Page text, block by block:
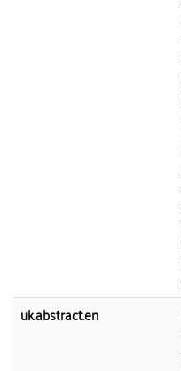
uk.abstract.en